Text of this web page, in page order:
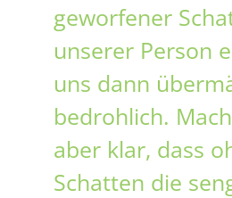
geworfener
unserer Person
uns dann
bedrohlich.
aber klar, dass
Schatten die